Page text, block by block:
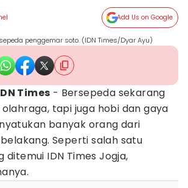
Add Us on Google
penggemar soto. (IDN Times/Dyar Ayu)
Times - Bersepeda sekarang
tapi juga hobi dan gaya
banyak orang dari
Seperti salah satu
ditemui IDN Times Jogja,